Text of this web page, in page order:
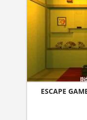
ESCAPE